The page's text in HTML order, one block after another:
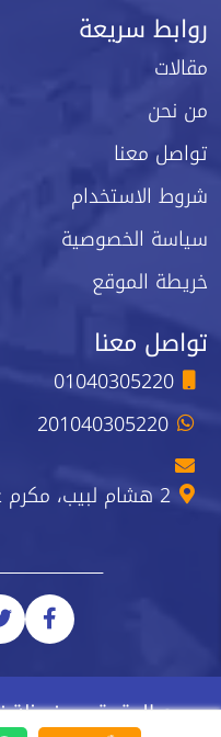
روابط سريعة
مقالات
من نحن
تواصل معنا
شروط الاستخدام
سياسة الخصوصية
خريطة الموقع
تواصل معنا
01040305220
201040305220
2 هشام لبيب، مكرم عبيد، مدينة نصر